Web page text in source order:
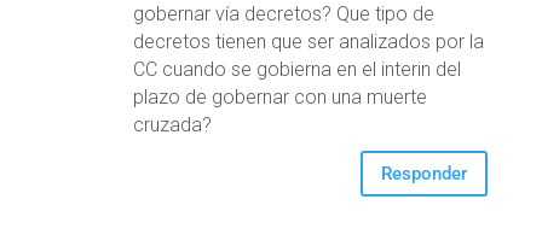
gobernar vía decretos? Que tipo de
decretos tienen que ser analizados por la
CC cuando se gobierna en el interin del
plazo de gobernar con una muerte
cruzada?
Responder